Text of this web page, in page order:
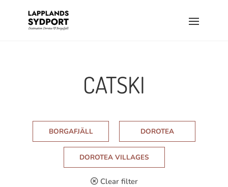
CATSKI
BORGAFJÄLL DOROTEA
DOROTEA VILLAGES
Clear filter